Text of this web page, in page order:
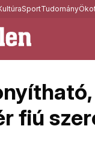
SportTudomány
fiú